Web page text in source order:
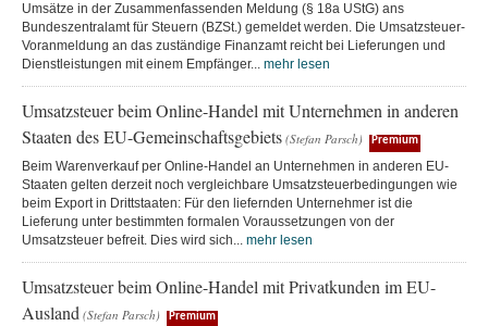
Umsätze in der Zusammenfassenden Meldung (§ 18a UStG) ans
Bundeszentralamt für Steuern (BZSt.) gemeldet werden. Die Umsatzsteuer-
Voranmeldung an das zuständige Finanzamt reicht bei Lieferungen und
Dienstleistungen mit einem Empfänger... mehr lesen
Umsatzsteuer beim Online-Handel mit Unternehmen in anderen
Staaten des EU-Gemeinschaftsgebiets (Stefan Parsch) Premium
Beim Warenverkauf per Online-Handel an Unternehmen in anderen EU-
Staaten gelten derzeit noch vergleichbare Umsatzsteuerbedingungen wie
beim Export in Drittstaaten: Für den liefernden Unternehmer ist die
Lieferung unter bestimmten formalen Voraussetzungen von der
Umsatzsteuer befreit. Dies wird sich... mehr lesen
Umsatzsteuer beim Online-Handel mit Privatkunden im EU-
Ausland (Stefan Parsch) Premium